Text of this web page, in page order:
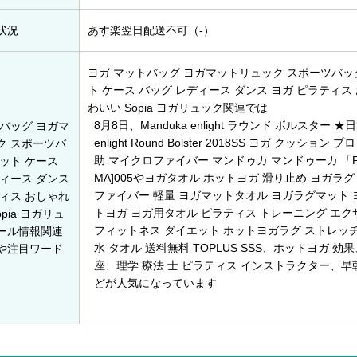
況 あす楽翌日配送不可（-）
ッグ ヨガマ
スポーツバ
ト ケース
ース ダンス
ス おしゃれ
ヨガリュ
ル情報関連
注目ワード
ヨガ マットバッグ ヨガマットリュック スポーツバ
ト ケース バッグ レディース ダンス ヨガ ピラティス
わいい Sopia ヨガリュック関連では
8月8日、Manduka enlight ラウンド ボルスター ★
enlight Round Bolster 2018SS ヨガ クッション プ
助 マイクロファイバー マンドゥカ マンドゥーカ 「
MA]005やヨガタオル ホットヨガ 滑り止め ヨガラ
ファイバー 軽量 ヨガマットタオル ヨガラグマット
トヨガ ヨガ用タオル ピラティス トレーニング エク
フィットネス ダイエット ホットヨガラグ ストレッ
水 タオル 送料無料 TOPLUS SSS、ホットヨガ 効
座、理学 療法 士 ピラティス インストラクター、早
どが人気になっています